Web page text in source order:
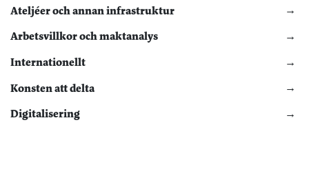
Ateljéer och annan infrastruktur
Arbetsvillkor och maktanalys
Internationellt
Konsten att delta
Digitalisering